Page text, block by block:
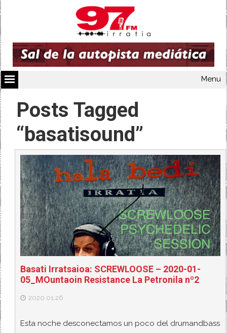
Menu
Posts Tagged
“basatisound”
Basati Irratsaioa: SCREWLOOSE – 2020-01-
05_MOuntaoin Resistance La Petronila nº2
2020.01.26
Esta noche desconectamos un poco del drumandbass